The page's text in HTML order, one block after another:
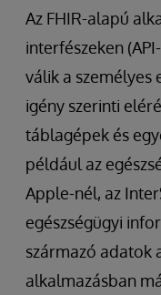
Az FHIR-alapú
interfészeken
válik a személyes
igény szerinti
táblagépek és
például az
Apple-nél, az
egészségügyi
származó adatok
alkalmazásban